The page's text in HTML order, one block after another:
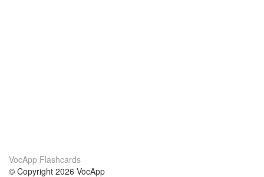
VocApp Flashcards
© Copyright 2026 VocApp